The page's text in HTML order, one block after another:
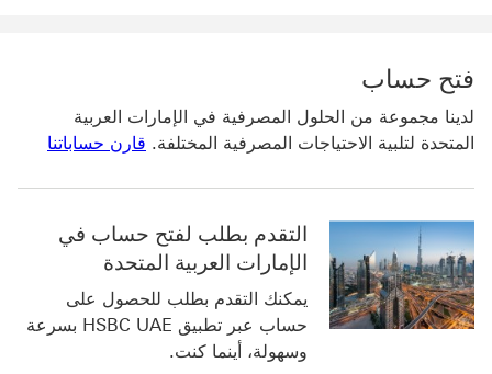
فتح حساب
لدينا مجموعة من الحلول المصرفية في الإمارات العربية
المتحدة لتلبية الاحتياجات المصرفية المختلفة. قارن حساباتنا
التقدم بطلب لفتح حساب في
الإمارات العربية المتحدة
يمكنك التقدم بطلب للحصول على
حساب عبر تطبيق HSBC UAE بسرعة
وسهولة، أينما كنت.